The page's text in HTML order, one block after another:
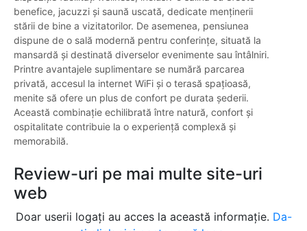
benefice, jacuzzi și saună uscată, dedicate menținerii
stării de bine a vizitatorilor. De asemenea, pensiunea
dispune de o sală modernă pentru conferințe, situată la
mansardă și destinată diverselor evenimente sau întâlniri.
Printre avantajele suplimentare se numără parcarea
privată, accesul la internet WiFi și o terasă spațioasă,
menite să ofere un plus de confort pe durata șederii.
Această combinație echilibrată între natură, confort și
ospitalitate contribuie la o experiență complexă și
memorabilă.
Review-uri pe mai multe site-uri
web
Doar userii logați au acces la această informație. Da-